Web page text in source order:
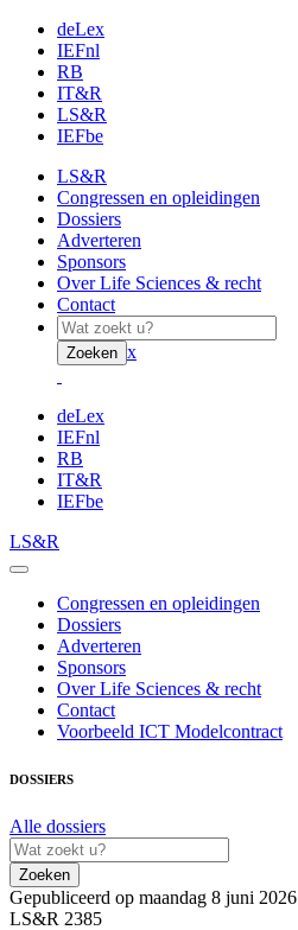
deLex
IEFnl
RB
IT&R
LS&R
IEFbe
LS&R
Congressen en opleidingen
Dossiers
Adverteren
Sponsors
Over Life Sciences & recht
Contact
Zoeken x
deLex
IEFnl
RB
IT&R
IEFbe
LS&R
Congressen en opleidingen
Dossiers
Adverteren
Sponsors
Over Life Sciences & recht
Contact
Voorbeeld ICT Modelcontract
DOSSIERS
Alle dossiers
Zoeken
Gepubliceerd op maandag 8 juni 2026
LS&R 2385